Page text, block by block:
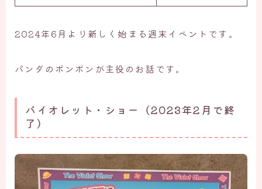
2024年6月より新しく始まる週末イベントです。
パンダのポンポンが主役のお話です。
バイオレット・ショー（2023年2月で終
了）